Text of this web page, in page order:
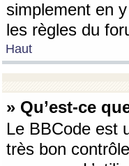
simplement en
les règles du
Haut
» Qu’est-ce
Le BBCode est
très bon